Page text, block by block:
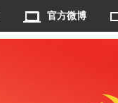
官方微博